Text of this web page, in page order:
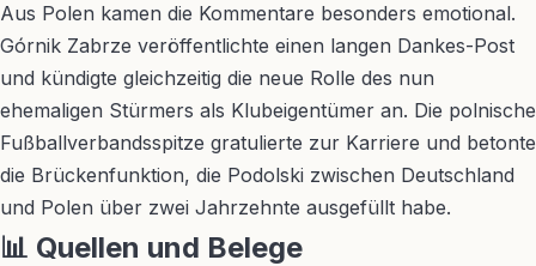
Aus Polen kamen die Kommentare besonders emotional.
Górnik Zabrze veröffentlichte einen langen Dankes-Post
und kündigte gleichzeitig die neue Rolle des nun
ehemaligen Stürmers als Klubeigentümer an. Die polnische
Fußballverbandsspitze gratulierte zur Karriere und betonte
die Brückenfunktion, die Podolski zwischen Deutschland
und Polen über zwei Jahrzehnte ausgefüllt habe.
📊 Quellen und Belege